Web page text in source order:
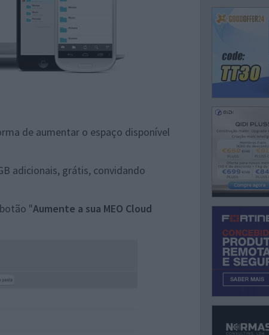
de aumentar o espaço disponível
adicionais, grátis, convidando
"Aumente a sua MEO Cloud